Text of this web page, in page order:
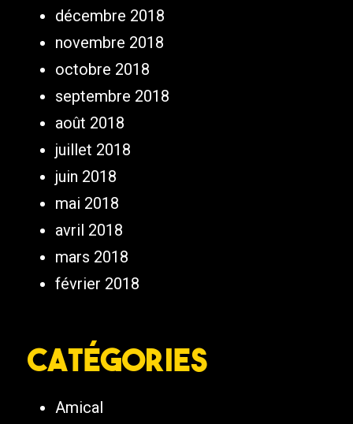
décembre 2018
novembre 2018
octobre 2018
septembre 2018
août 2018
juillet 2018
juin 2018
mai 2018
avril 2018
mars 2018
février 2018
Catégories
Amical